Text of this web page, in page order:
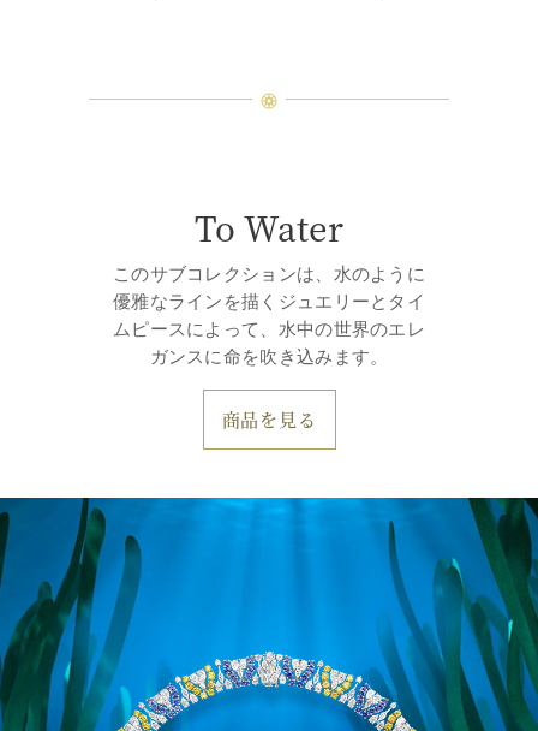
To Water
このサブコレクションは、水のように
優雅なラインを描くジュエリーとタイ
ムピースによって、水中の世界のエレ
ガンスに命を吹き込みます。
商品を見る